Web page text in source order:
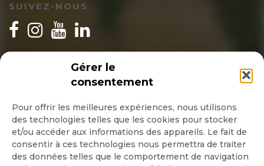
Gérer le
consentement
Pour offrir les meilleures expériences, nous utilisons
des technologies telles que les cookies pour stocker
et/ou accéder aux informations des appareils. Le fait de
consentir à ces technologies nous permettra de traiter
des données telles que le comportement de navigation
SUIVEZ-NOUS
INSCRIPTION NEWSLETTER
Quotidienne
Hebdo